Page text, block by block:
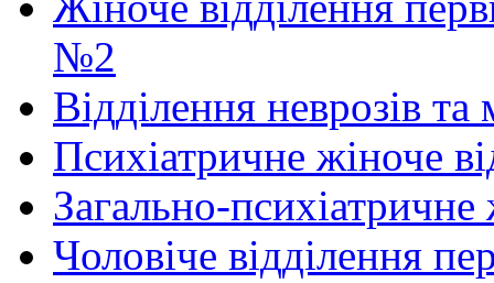
№2
Відділення неврозів
Психіатричне жіноче
Загально-
Чоловіче відділення